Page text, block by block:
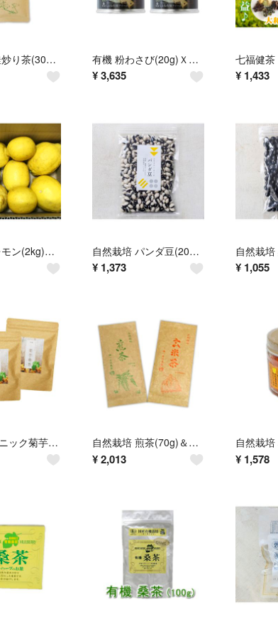
自然栽培 釜炒り茶(30g)★無添加★無肥料・無農薬★薪で丹念に炒り上げました 有機 粉わさび(20g)Ｘ２本★オーガニック★無添加★スッキリ切れ味の良い辛さ♪
¥3,635 ¥ 1,433
自然栽培 レモン(2kg)★広島県産★安心安全の完全無農薬無肥料★自然本来の味♪ 自然栽培 パンダ豆(200g)★北海道産★無肥料・無農薬★あっさりとした食感♪
¥ 1,373 ¥ 1,055
国産オーガニック菊芋桑茶(2.5gＸ30包)Ｘ２袋★有機★無添加★話題の健康茶 自然栽培 煎茶(70g)＆玄米茶(60g)★奈良県産★無肥料・無農薬★無添加★
¥2,013 ¥ 1,578